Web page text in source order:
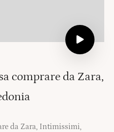
comprare da Zara,
da Zara, Intimissimi,